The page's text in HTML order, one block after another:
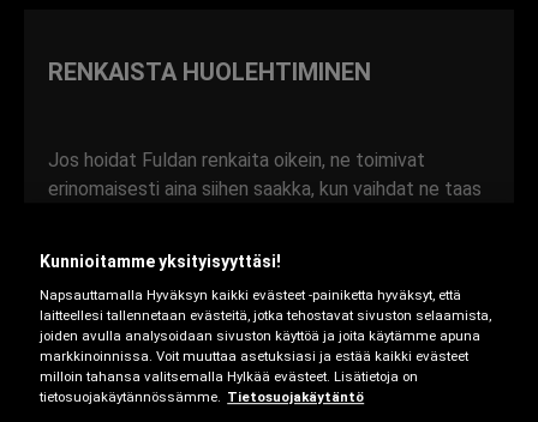
RENKAISTA HUOLEHTIMINEN
Jos hoidat Fuldan renkaita oikein, ne toimivat
erinomaisesti aina siihen saakka, kun vaihdat ne taas
Renkaat kuluvat vähitellen, joten ei ole aina helppoa
tietää, ovatko ne kuluneet turvallisen rajan yli.
Kiinnittämällä huomiota näihin tekijöihin säännöllisten
tarkastus- ja huoltotoimien lisäksi sinun on helpompi
seurata renkaiden kulumista ja havaita mahdolliset
vauriot, ennen kuin ne muodostuvat ongelmaksi.
Kunnioitamme yksityisyyttäsi!
Napsauttamalla Hyväksyn kaikki evästeet -painiketta hyväksyt, että
laitteellesi tallennetaan evästeitä, jotka tehostavat sivuston selaamista,
joiden avulla analysoidaan sivuston käyttöä ja joita käytämme apuna
markkinoinnissa. Voit muuttaa asetuksiasi ja estää kaikki evästeet
milloin tahansa valitsemalla Hylkää evästeet. Lisätietoja on
tietosuojakäytännössämme. Tietosuojakäytäntö